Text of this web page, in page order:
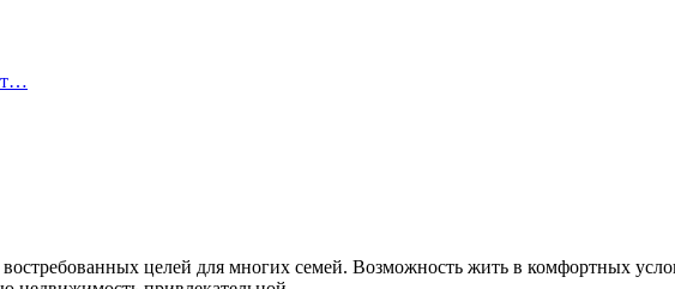
целей для многих семей. Возможность жить в комфортных